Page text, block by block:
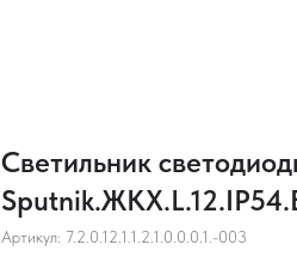
Светильник
Артикул: 7.2.0.12.1.1.2.1.0.0.0.1.-003